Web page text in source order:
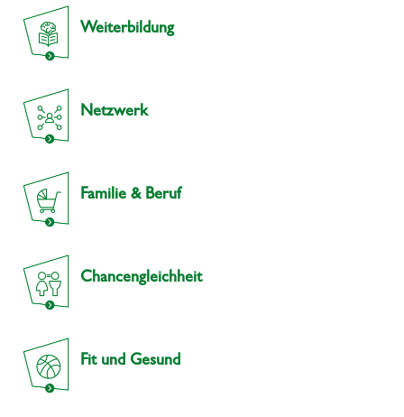
Weiterbildung
Netzwerk
Familie & Beruf
Chancengleichheit
Fit und Gesund